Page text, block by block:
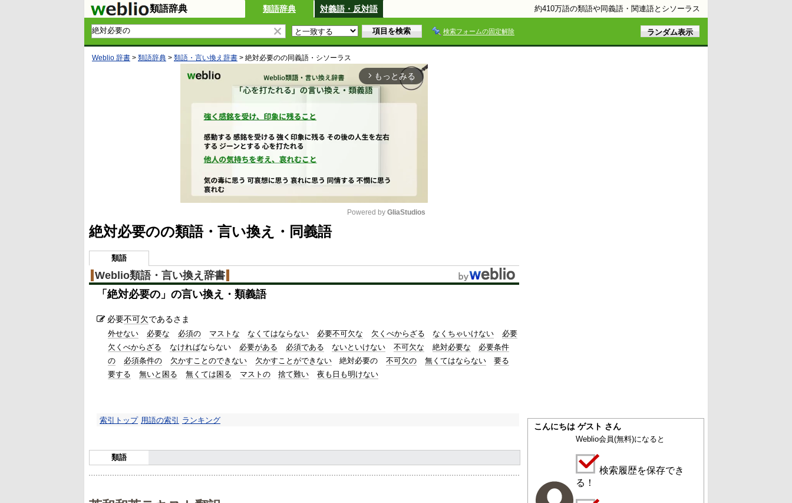
類語辞典 類語辞典 対義語・反対語 約410万語の類語や同義語・関連語とシソーラス
検索フォームの固定解除
Weblio 辞書 > 類語辞典 > 類語・言い換え辞書 > 絶対必要のの同義語・シソーラス
arrow_forward_ios もっとみる
Powered by GliaStudios
絶対必要のの類語・言い換え・同義語
類語
Weblio類語・言い換え辞書
「 絶対必要の 」の言い換え・類義語
必要不可欠であるさま
外せない 必要な 必須の マストな なくてはならない 必要不可欠な 欠くべからざる なくちゃいけない
必要
欠くべからざる
なければならない 必要がある 必須である ないといけない 不可欠な 絶対必要な
必要条件
の
必須条件の 欠かすことのできない 欠かすことができない 絶対必要の 不可欠の 無くてはならない
要る
要する
無いと困る 無くては困る マストの 捨て難い 夜も日も明けない
索引トップ 用語の索引 ランキング
類語
こんにちは ゲスト さん
Weblio会員(無料)になると
検索履歴を保存でき
る！